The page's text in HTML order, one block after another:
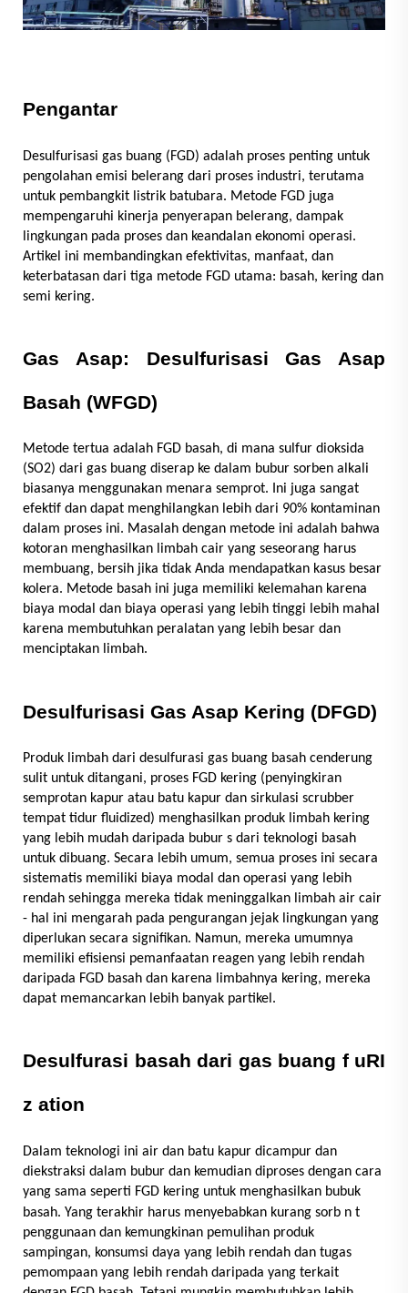
Pengantar
Desulfurisasi gas buang (FGD) adalah proses penting untuk
pengolahan emisi belerang dari proses industri, terutama
untuk pembangkit listrik batubara. Metode FGD juga
mempengaruhi kinerja penyerapan belerang, dampak
lingkungan pada proses dan keandalan ekonomi operasi.
Artikel ini membandingkan efektivitas, manfaat, dan
keterbatasan dari tiga metode FGD utama: basah, kering dan
semi kering.
Gas Asap: Desulfurisasi Gas Asap
Basah (WFGD)
Metode tertua adalah FGD basah, di mana sulfur dioksida
(SO2) dari gas buang diserap ke dalam bubur sorben alkali
biasanya menggunakan menara semprot. Ini juga sangat
efektif dan dapat menghilangkan lebih dari 90% kontaminan
dalam proses ini. Masalah dengan metode ini adalah bahwa
kotoran menghasilkan limbah cair yang seseorang harus
membuang, bersih jika tidak Anda mendapatkan kasus besar
kolera. Metode basah ini juga memiliki kelemahan karena
biaya modal dan biaya operasi yang lebih tinggi lebih mahal
karena membutuhkan peralatan yang lebih besar dan
menciptakan limbah.
Desulfurisasi Gas Asap Kering (DFGD)
Produk limbah dari desulfurasi gas buang basah cenderung
sulit untuk ditangani, proses FGD kering (penyingkiran
semprotan kapur atau batu kapur dan sirkulasi scrubber
tempat tidur fluidized) menghasilkan produk limbah kering
yang lebih mudah daripada bubur s dari teknologi basah
untuk dibuang. Secara lebih umum, semua proses ini secara
sistematis memiliki biaya modal dan operasi yang lebih
rendah sehingga mereka tidak meninggalkan limbah air cair
- hal ini mengarah pada pengurangan jejak lingkungan yang
diperlukan secara signifikan. Namun, mereka umumnya
memiliki efisiensi pemanfaatan reagen yang lebih rendah
daripada FGD basah dan karena limbahnya kering, mereka
dapat memancarkan lebih banyak partikel.
Desulfurasi basah dari gas buang f uRI
z ation
Dalam teknologi ini air dan batu kapur dicampur dan
diekstraksi dalam bubur dan kemudian diproses dengan cara
yang sama seperti FGD kering untuk menghasilkan bubuk
basah. Yang terakhir harus menyebabkan kurang sorb n t
penggunaan dan kemungkinan pemulihan produk
sampingan, konsumsi daya yang lebih rendah dan tugas
pemompaan yang lebih rendah daripada yang terkait